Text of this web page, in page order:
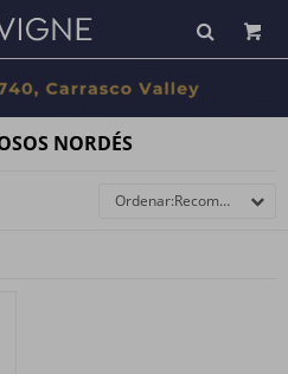
NORDÉS
Recomendados